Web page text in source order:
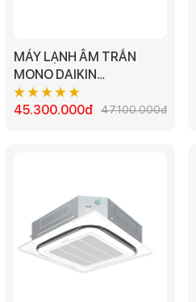
MÁY LẠNH ÂM TRẦN
MONO DAIKIN
FCNQ48MV1/RNQ48MY1
- 5.5HP
45.300.000đ 47.100.000đ